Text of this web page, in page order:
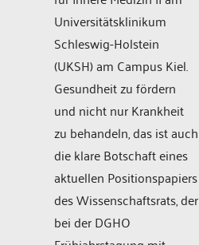
Universitätsklinikum
Schleswig-Holstein
(UKSH) am Campus Kiel.
Gesundheit zu fördern
und nicht nur Krankheit
zu behandeln, das ist auch
die klare Botschaft eines
aktuellen Positionspapiers
des Wissenschaftsrats, der
bei der DGHO